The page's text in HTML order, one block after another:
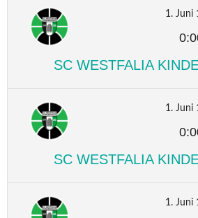
1. Juni
SC WESTFALIA
1. Juni
SC WESTFALIA
1. Juni